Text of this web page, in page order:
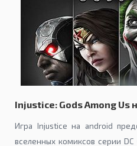
Injustice: Gods Among Us
Игра Injustice на android
вселенных комиксов серии